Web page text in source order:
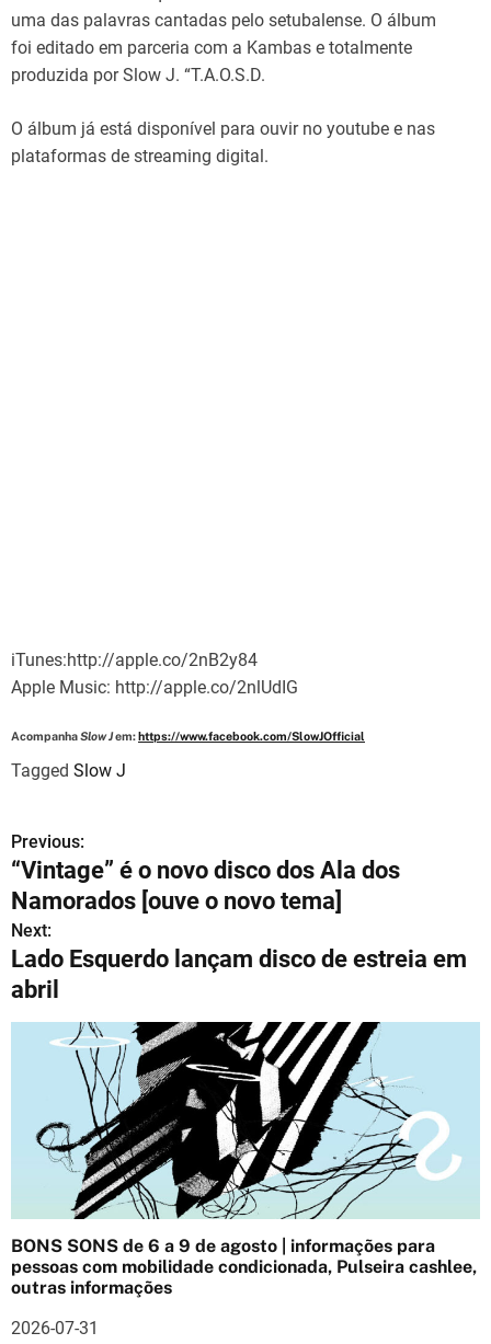
uma das palavras cantadas pelo setubalense. O álbum
foi editado em parceria com a Kambas e totalmente
produzida por Slow J. “T.A.O.S.D.
O álbum já está disponível para ouvir no youtube e nas
plataformas de streaming digital.
iTunes:http://apple.co/2nB2y84
Apple Music: http://apple.co/2nlUdIG
AcompanhaSlow Jem:https://www.facebook.com/SlowJOfficial
Tagged Slow J
N
a
v
e
g
d
e
a
Previous:
“Vintage” é o novo disco dos Ala dos
Namorados [ouve o novo tema]
Next:
Lado Esquerdo lançam disco de estreia em
abril
BONS SONS de 6 a 9 de agosto | informações para
pessoas com mobilidade condicionada, Pulseira cashlee,
outras informações
2026-07-31